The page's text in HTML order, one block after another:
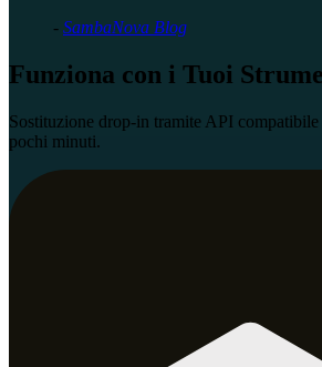
- SambaNova Blog
Funziona con i Tuoi
Sostituzione drop-in tramite API
pochi minuti.